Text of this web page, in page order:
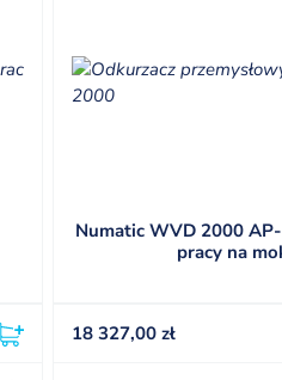
Numatic WVD 2000
pracy na
18 327,00 zł